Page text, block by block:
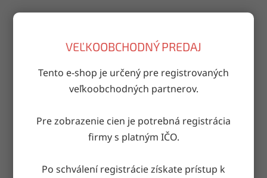
VEĽKOOBCHODNÝ PREDAJ
Tento e-shop je určený pre registrovaných
veľkoobchodných partnerov.
Pre zobrazenie cien je potrebná registrácia
firmy s platným IČO.
Po schválení registrácie získate prístup k
ZDIEĽAŤ
na akúkoľvek adresu
nepoškodeného tovaru